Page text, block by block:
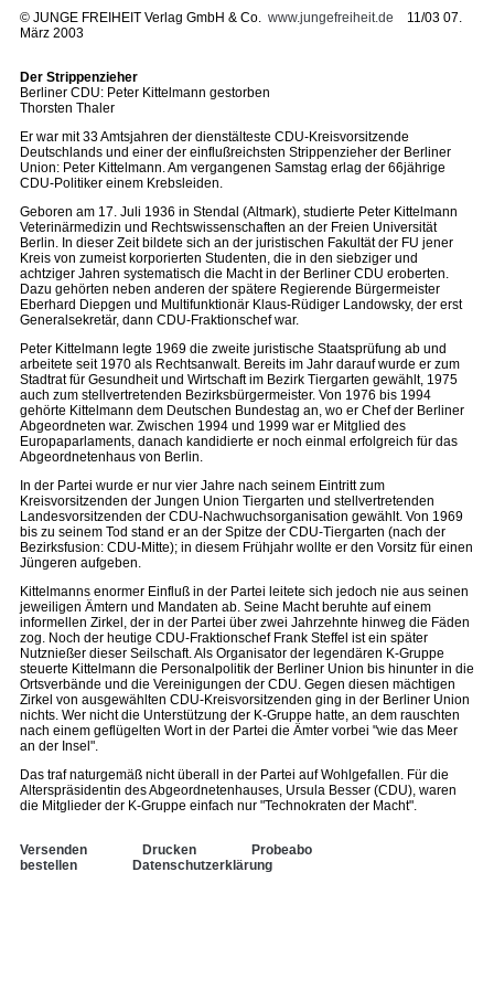
© JUNGE FREIHEIT Verlag GmbH & Co. www.jungefreiheit.de 11/03 07.
März 2003
Der Strippenzieher
Berliner CDU: Peter Kittelmann gestorben
Thorsten Thaler
Er war mit 33 Amtsjahren der dienstälteste CDU-Kreisvorsitzende
Deutschlands und einer der einflußreichsten Strippenzieher der Berliner
Union: Peter Kittelmann. Am vergangenen Samstag erlag der 66jährige
CDU-Politiker einem Krebsleiden.
Geboren am 17. Juli 1936 in Stendal (Altmark), studierte Peter Kittelmann
Veterinärmedizin und Rechtswissenschaften an der Freien Universität
Berlin. In dieser Zeit bildete sich an der juristischen Fakultät der FU jener
Kreis von zumeist korporierten Studenten, die in den siebziger und
achtziger Jahren systematisch die Macht in der Berliner CDU eroberten.
Dazu gehörten neben anderen der spätere Regierende Bürgermeister
Eberhard Diepgen und Multifunktionär Klaus-Rüdiger Landowsky, der erst
Generalsekretär, dann CDU-Fraktionschef war.
Peter Kittelmann legte 1969 die zweite juristische Staatsprüfung ab und
arbeitete seit 1970 als Rechtsanwalt. Bereits im Jahr darauf wurde er zum
Stadtrat für Gesundheit und Wirtschaft im Bezirk Tiergarten gewählt, 1975
auch zum stellvertretenden Bezirksbürgermeister. Von 1976 bis 1994
gehörte Kittelmann dem Deutschen Bundestag an, wo er Chef der Berliner
Abgeordneten war. Zwischen 1994 und 1999 war er Mitglied des
Europaparlaments, danach kandidierte er noch einmal erfolgreich für das
Abgeordnetenhaus von Berlin.
In der Partei wurde er nur vier Jahre nach seinem Eintritt zum
Kreisvorsitzenden der Jungen Union Tiergarten und stellvertretenden
Landesvorsitzenden der CDU-Nachwuchsorganisation gewählt. Von 1969
bis zu seinem Tod stand er an der Spitze der CDU-Tiergarten (nach der
Bezirksfusion: CDU-Mitte); in diesem Frühjahr wollte er den Vorsitz für einen
Jüngeren aufgeben.
Kittelmanns enormer Einfluß in der Partei leitete sich jedoch nie aus seinen
jeweiligen Ämtern und Mandaten ab. Seine Macht beruhte auf einem
informellen Zirkel, der in der Partei über zwei Jahrzehnte hinweg die Fäden
zog. Noch der heutige CDU-Fraktionschef Frank Steffel ist ein später
Nutznießer dieser Seilschaft. Als Organisator der legendären K-Gruppe
steuerte Kittelmann die Personalpolitik der Berliner Union bis hinunter in die
Ortsverbände und die Vereinigungen der CDU. Gegen diesen mächtigen
Zirkel von ausgewählten CDU-Kreisvorsitzenden ging in der Berliner Union
nichts. Wer nicht die Unterstützung der K-Gruppe hatte, an dem rauschten
nach einem geflügelten Wort in der Partei die Ämter vorbei "wie das Meer
an der Insel".
Das traf naturgemäß nicht überall in der Partei auf Wohlgefallen. Für die
Alterspräsidentin des Abgeordnetenhauses, Ursula Besser (CDU), waren
die Mitglieder der K-Gruppe einfach nur "Technokraten der Macht".
Versenden Drucken
Probeabo
bestellen
Datenschutzerklärung